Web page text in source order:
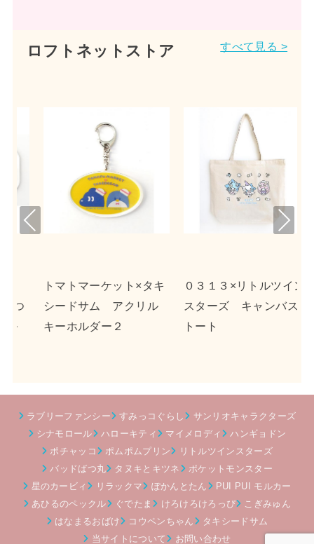
ロフトネットストア すべて見る >
０３１３×リトルツイン
スターズ キャンバス
トート
ｎｓｎ×ポチャッコ ア
クリルキーホルダー２
Pre
Nex
ラブリーファンシー すみっコぐらし
サンリオキャラクターズ
シナモロール
ハローキティ マイメロディ
ハンギョドン
ポチャッコ
ポムポムプリン
リトルツインスターズ
バッドばつ丸
タヌキとキツネ
ポケットモンスター
星のカービィ
リラックマ ぽかんとたん
PUI PUI モルカー
あひるのペックル
ぐでたま けろけろけろっぴ
こぎみゅん
はなまるおばけ
コウペンちゃん
タキシードサム
当サイトについて
お問い合わせ